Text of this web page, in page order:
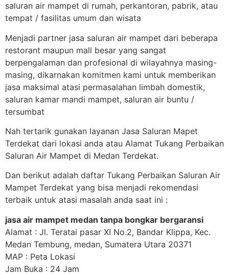
saluran air mampet di rumah, perkantoran, pabrik, atau
tempat / fasilitas umum dan wisata
Menjadi partner jasa saluran air mampet dari beberapa
restorant maupun mall besar yang sangat
berpengalaman dan profesional di wilayahnya masing-
masing, dikarnakan komitmen kami untuk memberikan
jasa maksimal atasi permasalahan limbah domestik,
saluran kamar mandi mampet, saluran air buntu /
tersumbat
Nah tertarik gunakan layanan Jasa Saluran Mapet
Terdekat dari lokasi anda atau Alamat Tukang Perbaikan
Saluran Air Mampet di Medan Terdekat.
Dan berikut adalah daftar Tukang Perbaikan Saluran Air
Mampet Terdekat yang bisa menjadi rekomendasi
terbaik untuk atasi masalah anda saat ini :
jasa air mampet medan tanpa bongkar bergaransi
Alamat : Jl. Teratai pasar XI No.2, Bandar Klippa, Kec.
Medan Tembung, medan, Sumatera Utara 20371
MAP : Peta Lokasi
Jam Buka : 24 Jam